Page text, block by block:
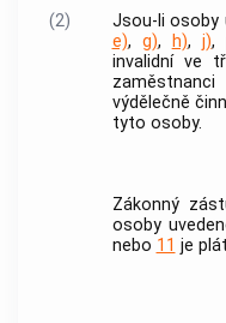
(2) Jsou-li osoby
e), g), h), j),
invalidní ve
výdělečně
tyto osoby.
Zákonný
osoby
nebo 11 je